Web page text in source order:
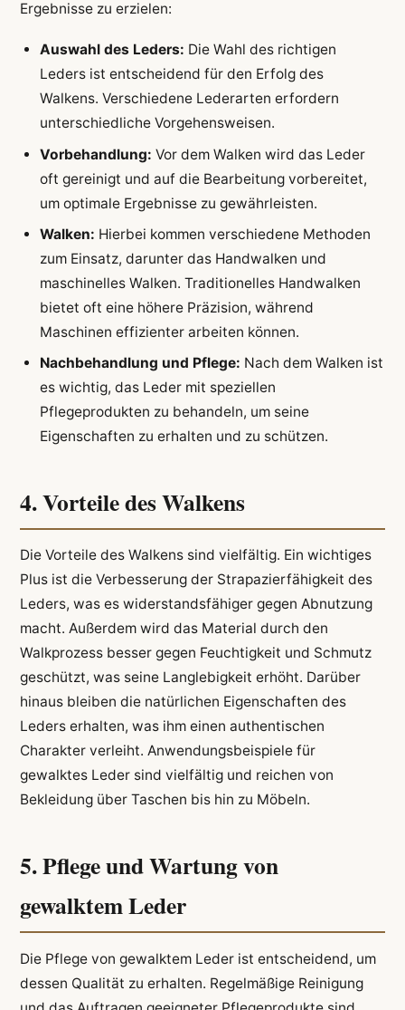
Ergebnisse zu erzielen:
Auswahl des Leders: Die Wahl des richtigen
Leders ist entscheidend für den Erfolg des
Walkens. Verschiedene Lederarten erfordern
unterschiedliche Vorgehensweisen.
Vorbehandlung: Vor dem Walken wird das Leder
oft gereinigt und auf die Bearbeitung vorbereitet,
um optimale Ergebnisse zu gewährleisten.
Walken: Hierbei kommen verschiedene Methoden
zum Einsatz, darunter das Handwalken und
maschinelles Walken. Traditionelles Handwalken
bietet oft eine höhere Präzision, während
Maschinen effizienter arbeiten können.
Nachbehandlung und Pflege: Nach dem Walken ist
es wichtig, das Leder mit speziellen
Pflegeprodukten zu behandeln, um seine
Eigenschaften zu erhalten und zu schützen.
4. Vorteile des Walkens
Die Vorteile des Walkens sind vielfältig. Ein wichtiges
Plus ist die Verbesserung der Strapazierfähigkeit des
Leders, was es widerstandsfähiger gegen Abnutzung
macht. Außerdem wird das Material durch den
Walkprozess besser gegen Feuchtigkeit und Schmutz
geschützt, was seine Langlebigkeit erhöht. Darüber
hinaus bleiben die natürlichen Eigenschaften des
Leders erhalten, was ihm einen authentischen
Charakter verleiht. Anwendungsbeispiele für
gewalktes Leder sind vielfältig und reichen von
Bekleidung über Taschen bis hin zu Möbeln.
5. Pflege und Wartung von
gewalktem Leder
Die Pflege von gewalktem Leder ist entscheidend, um
dessen Qualität zu erhalten. Regelmäßige Reinigung